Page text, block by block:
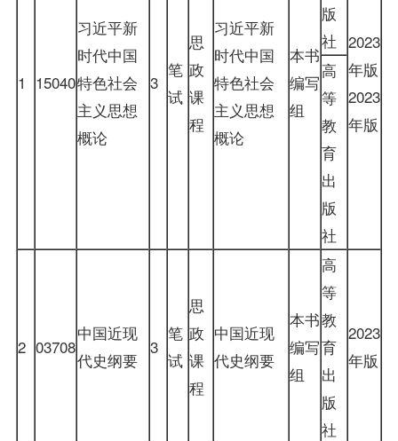
1 15040
习近平新
时代中国
特色社会
主义思想
概论
3
笔
试
思
政
课
程
习近平新
时代中国
特色社会
主义思想
概论
本书
编写
组
版
社 2023
年版
2023
年版
高
等
教
育
出
版
社
2 03708
中国近现
代史纲要
3
笔
试
思
政
课
程
中国近现
代史纲要
本书
编写
组
高
等
教
育
出
版
社
2023
年版